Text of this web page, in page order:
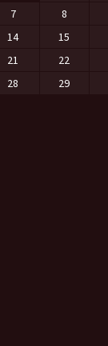
7
8
14
15
21
22
28
29